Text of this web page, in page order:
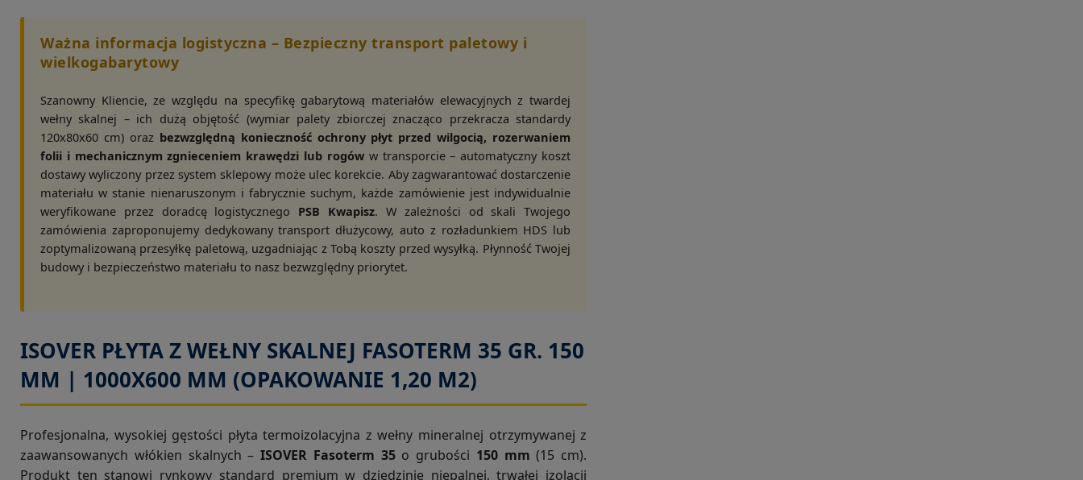
Ważna informacja logistyczna – Bezpieczny transport paletowy i
wielkogabarytowy
Szanowny Kliencie, ze względu na specyfikę gabarytową materiałów elewacyjnych z twardej
wełny skalnej – ich dużą objętość (wymiar palety zbiorczej znacząco przekracza standardy
120x80x60 cm) oraz bezwzględną konieczność ochrony płyt przed wilgocią, rozerwaniem
folii i mechanicznym zgnieceniem krawędzi lub rogóww transporcie – automatyczny koszt
dostawy wyliczony przez system sklepowy może ulec korekcie. Aby zagwarantować dostarczenie
materiału w stanie nienaruszonym i fabrycznie suchym, każde zamówienie jest indywidualnie
weryfikowane przez doradcę logistycznego PSB Kwapisz. W zależności od skali Twojego
zamówienia zaproponujemy dedykowany transport dłużycowy, auto z rozładunkiem HDS lub
zoptymalizowaną przesyłkę paletową, uzgadniając z Tobą koszty przed wysyłką. Płynność Twojej
budowy i bezpieczeństwo materiału to nasz bezwzględny priorytet.
ISOVER PŁYTA Z WEŁNY SKALNEJ FASOTERM 35 GR. 150
MM | 1000X600 MM (OPAKOWANIE 1,20 M2)
Profesjonalna, wysokiej gęstości płyta termoizolacyjna z wełny mineralnej otrzymywanej z
zaawansowanych włókien skalnych –ISOVER Fasoterm 35o grubości 150 mm (15 cm).
Produkt ten stanowi rynkowy standard premium w dziedzinie niepalnej, trwałej izolacji